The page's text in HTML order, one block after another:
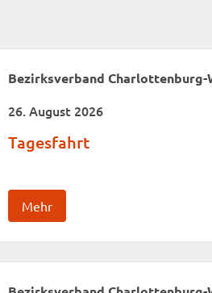
Bezirksverband
26. August 2026
Tagesfahrt
Mehr